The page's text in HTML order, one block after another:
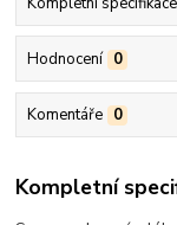
Hodnocení 0
Komentáře 0
Kompletní